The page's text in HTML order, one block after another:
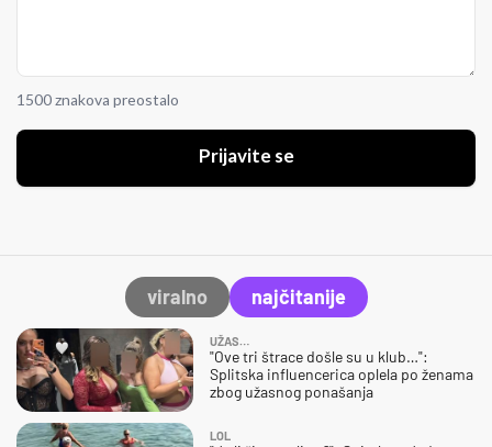
1500 znakova preostalo
Prijavite se
viralno najčitanije
UŽAS…
"Ove tri štrace došle su u klub…":
Splitska influencerica oplela po ženama
zbog užasnog ponašanja
LOL